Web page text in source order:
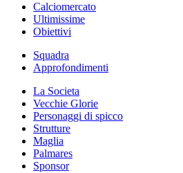
Calciomercato
Ultimissime
Obiettivi
Squadra
Approfondimenti
La Societa
Vecchie Glorie
Personaggi di spicco
Strutture
Maglia
Palmares
Sponsor